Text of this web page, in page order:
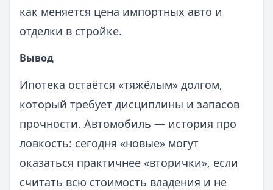
как меняется цена импортных авто и
отделки в стройке.
Вывод
Ипотека остаётся «тяжёлым» долгом,
который требует дисциплины и запасов
прочности. Автомобиль — история про
ловкость: сегодня «новые» могут
оказаться практичнее «вторички», если
считать всю стоимость владения и не